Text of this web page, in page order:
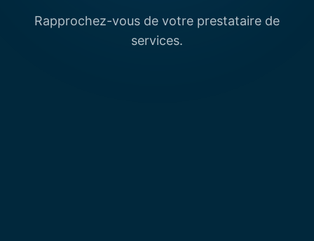
Rapprochez-vous de votre prestataire de
services.